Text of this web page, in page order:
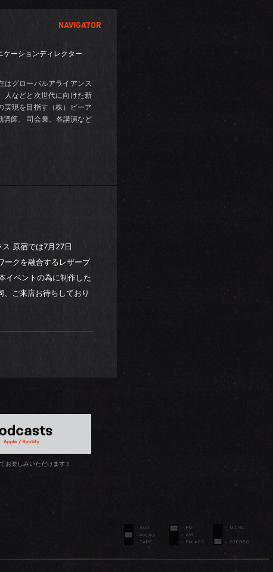
NAVIGATOR
ケーションディレクター
はグローバルアライアンス
人などと次世代に向けた新
実現を目指す（株）ビーア
講師、 司会業、各講演など
原宿では7月27日
ークを融合するレザーブ
イベントの為に制作した
ご来店お待ちしており
お楽しみいただけます！